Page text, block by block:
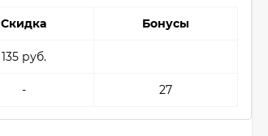
Скидка Бонусы
135 руб.
- 27